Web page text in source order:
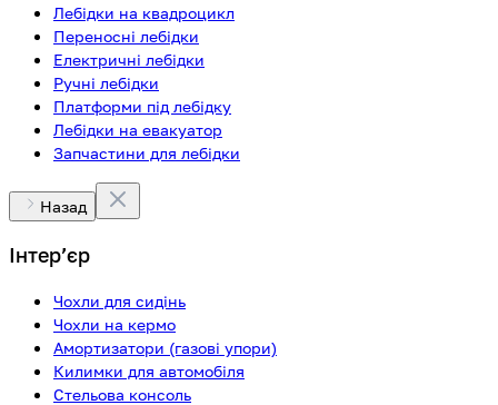
Лебідки на квадроцикл
Переносні лебідки
Електричні лебідки
Ручні лебідки
Платформи під лебідку
Лебідки на евакуатор
Запчастини для лебідки
Назад
Інтерʼєр
Чохли для сидінь
Чохли на кермо
Амортизатори (газові упори)
Килимки для автомобіля
Стельова консоль